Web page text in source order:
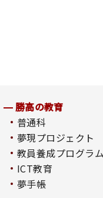
勝高の教育
普通科
夢現プロジェクト
教員養成プログラム
ICT教育
夢手帳